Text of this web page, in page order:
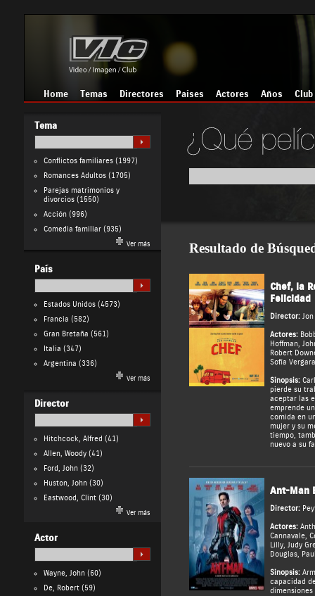
Home Temas Directores Países Actores Años Club
Tema
Conflictos familiares(1997)
Romances Adultos(1705)
Parejas matrimonios y
divorcios(1550)
Acción(996)
Comedia familiar(935)
Ver más
País
Estados Unidos(4573)
Francia (582)
Gran Bretaña (561)
Italia (347)
Argentina (336)
Ver más
Director
Hitchcock, Alfred (41)
Allen, Woody(41)
Ford, John(32)
Huston, John(30)
Eastwood, Clint(30)
Ver más
Actor
Wayne, John(60)
De, Robert(59)
Resultado de
Chef, la
Felicidad
Director:
Actores:
Hoffman,
Robert
Sofía Vergara
Sinopsis:
pierde su
aceptar las
emprende
comida en
mujer y su
tiempo,
nuevo a su
Ant-Man
Director:
Actores:
Cannavale,
Lilly, Judy
Douglas,
Sinopsis:
capacidad